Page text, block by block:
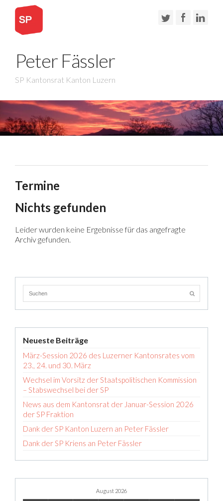
Peter Fässler
SP Kantonsrat Kanton Luzern
Termine
Nichts gefunden
Leider wurden keine Ergebnisse für das angefragte
Archiv gefunden.
Neueste Beiträge
März-Session 2026 des Luzerner Kantonsrates vom
23., 24. und 30. März
Wechsel im Vorsitz der Staatspolitischen Kommission
– Stabswechsel bei der SP
News aus dem Kantonsrat der Januar-Session 2026
der SP Fraktion
Dank der SP Kanton Luzern an Peter Fässler
Dank der SP Kriens an Peter Fässler
August 2026